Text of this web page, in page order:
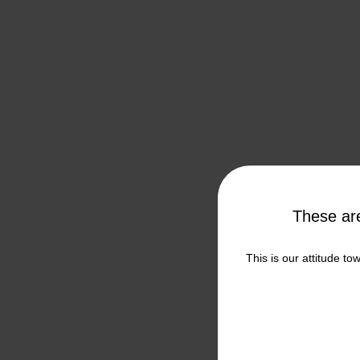
These
This is our attitude